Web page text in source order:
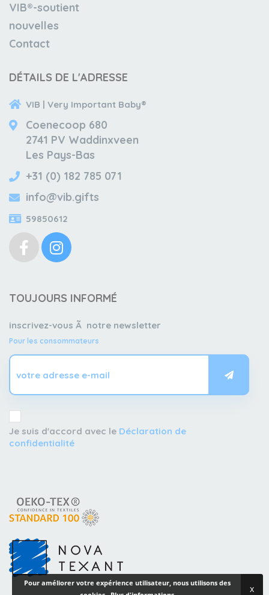
Pour améliorer votre expérience utilisateur, nous utilisons des
x
VIB®-soutient
nouvelles
Contact
DÉTAILS DE L'ADRESSE
VIB | Very Important Baby®
Coenecoop 680
2741 PV Waddinxveen
Les Pays-Bas
+31 (0) 182 785 071
info@vib.gifts
59850612
TOUJOURS INFORMÉ
inscrivez-vous Ã notre newsletter
Pour les consommateurs
Je suis d'accord avec le Déclaration de
confidentialité